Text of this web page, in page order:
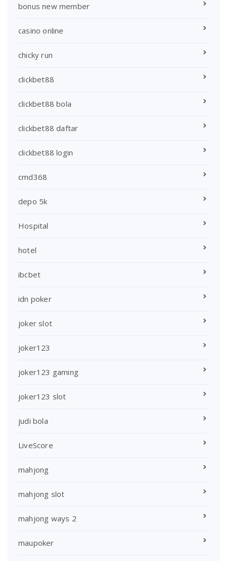
bonus new member
casino online
chicky run
clickbet88
clickbet88 bola
clickbet88 daftar
clickbet88 login
cmd368
depo 5k
Hospital
hotel
ibcbet
idn poker
joker slot
joker123
joker123 gaming
joker123 slot
judi bola
LiveScore
mahjong
mahjong slot
mahjong ways 2
maupoker